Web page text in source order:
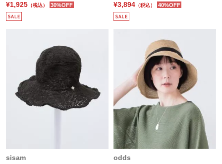
¥1,925 （税込） 30%OFF
¥3,894 （税込） 40%OFF
sisam
odds